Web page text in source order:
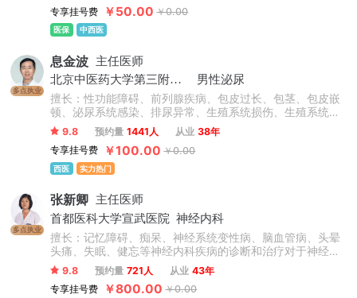
专享挂号费
￥50.00 ￥0.00
医保 中西医
多点执业
息金波 主任医师
北京中医药大学第三附属医院
男性泌尿
擅长：性功能障碍、前列腺疾病、包皮过长、包茎、包皮嵌
顿、泌尿系统感染、排尿异常、生殖系统损伤、生殖系统感
染、男性不育症、睾丸疾病。
9.8 预约量 1441人 从业 38年
专享挂号费
￥100.00 ￥0.00
西医 实力热门
多点执业
张新卿 主任医师
首都医科大学宣武医院 神经内科
擅长：记忆障碍、痴呆、神经系统变性病、脑血管病、头晕
头痛、失眠、健忘等神经内科疾病的诊断和治疗对于神经内
科的疾病具有非常丰富的临床经验，如脑卒中、焦虑抑郁、
失眠健忘、脑供血不足、脑梗死、脑出血、记忆力减退等。
9.8 预约量 721人 从业 43年
专享挂号费
￥800.00 ￥0.00